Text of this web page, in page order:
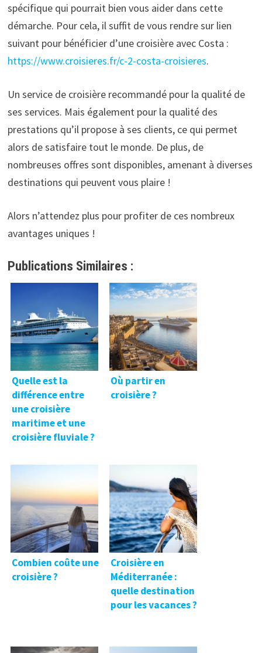
spécifique qui pourrait bien vous aider dans cette
démarche. Pour cela, il suffit de vous rendre sur lien
suivant pour bénéficier d’une croisière avec Costa :
https://www.croisieres.fr/c-2-costa-croisieres.
Un service de croisière recommandé pour la qualité de
ses services. Mais également pour la qualité des
prestations qu’il propose à ses clients, ce qui permet
alors de satisfaire tout le monde. De plus, de
nombreuses offres sont disponibles, amenant à diverses
destinations qui peuvent vous plaire !
Alors n’attendez plus pour profiter de ces nombreux
avantages uniques !
Publications Similaires :
Quelle est la
différence entre
une croisière
maritime et une
croisière fluviale ?
Où partir en
croisière ?
Combien coûte une
croisière ?
Croisière en
Méditerranée :
quelle destination
pour les vacances ?